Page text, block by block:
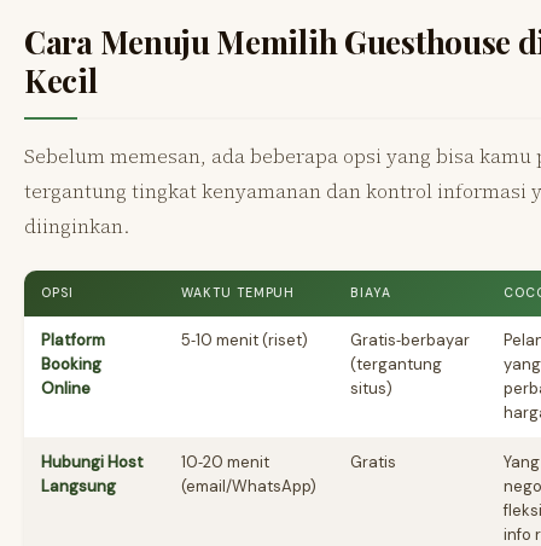
Cara Menuju Memilih Guesthouse
Kecil
Sebelum memesan, ada beberapa opsi yang bisa
tergantung tingkat kenyamanan dan kontrol informasi
diinginkan.
OPSI WAKTU TEMPUH BIAYA
Platform
Booking
Online
5‑10 menit (riset)
Gratis‑berbayar
(tergantung
situs)
Hubungi Host
Langsung
10‑20 menit
(email/WhatsApp)
Gratis
info